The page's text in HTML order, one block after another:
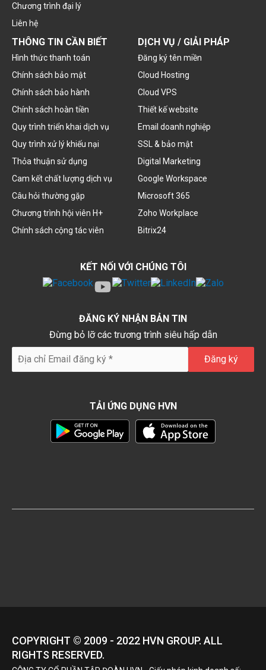
Chương trình đại lý
Liên hệ
THÔNG TIN CẦN BIẾT
Hình thức thanh toán
Chính sách bảo mật
Chính sách bảo hành
Chính sách hoàn tiền
Quy trình triển khai dịch vụ
Quy trình xử lý khiếu nại
Thỏa thuận sử dụng
Cam kết chất lượng dịch vụ
Câu hỏi thường gặp
Chương trình hội viên H+
Chính sách cộng tác viên
DỊCH VỤ / GIẢI PHÁP
Đăng ký tên miền
Cloud Hosting
Cloud VPS
Thiết kế website
Email doanh nghiệp
SSL & bảo mật
Digital Marketing
Google Workspace
Microsoft 365
Zoho Workplace
Bitrix24
KẾT NỐI VỚI CHÚNG TÔI
ĐĂNG KÝ NHẬN BẢN TIN
Đừng bỏ lỡ các trương trình siêu hấp dẫn
TẢI ỨNG DỤNG HVN
COPYRIGHT © 2009 - 2022 HVN GROUP. ALL
RIGHTS RESERVED.